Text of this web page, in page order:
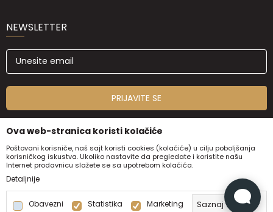
NEWSLETTER
PRIJAVITE SE
Ova web-stranica koristi kolačiće
Poštovani korisniče, naš sajt koristi cookies (kolačiće) u cilju poboljšanja
korisničkog iskustva. Ukoliko nastavite da pregledate i koristite našu
Internet prodavnicu slažete se sa upotrebom kolačića.
Detaljnije
Obavezni Statistika Marketing Saznaj više